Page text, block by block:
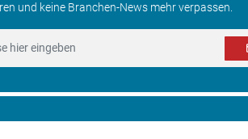
und keine Branchen-News mehr verpassen.